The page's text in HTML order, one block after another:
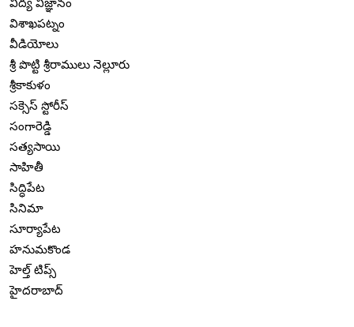
విశాఖపట్నం
వీడియోలు
శ్రీ పొట్టి శ్రీరాములు నెల్లూరు
శ్రీకాకుళం
సక్సెస్ స్టోరీస్
సంగారెడ్డి
సత్యసాయి
సాహితీ
సిద్ధిపేట
సినిమా
సూర్యాపేట
హనుమకొండ
హెల్త్ టిప్స్
హైదరాబాద్